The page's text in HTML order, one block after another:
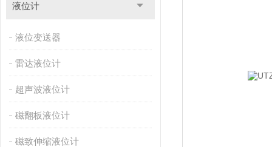
液位计
液位变送器
雷达液位计
超声波液位计
磁翻板液位计
磁致伸缩液位计